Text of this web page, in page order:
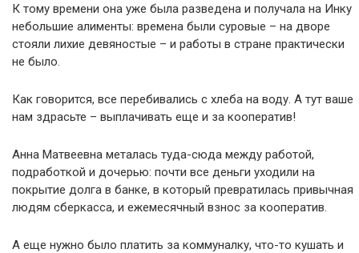
К тому времени она уже была разведена и получала на Инку
небольшие алименты: времена были суровые – на дворе
стояли лихие девяностые – и работы в стране практически
не было.
Как говорится, все перебивались с хлеба на воду. А тут ваше
нам здрасьте – выплачивать еще и за кооператив!
Анна Матвеевна металась туда-сюда между работой,
подработкой и дочерью: почти все деньги уходили на
покрытие долга в банке, в который превратилась привычная
людям сберкасса, и ежемесячный взнос за кооператив.
А еще нужно было платить за коммуналку, что-то кушать и